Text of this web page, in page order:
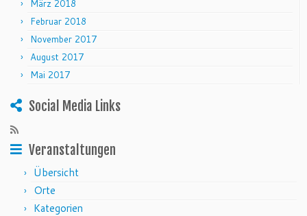
März 2018
Februar 2018
November 2017
August 2017
Mai 2017
Social Media Links
Veranstaltungen
Übersicht
Orte
Kategorien